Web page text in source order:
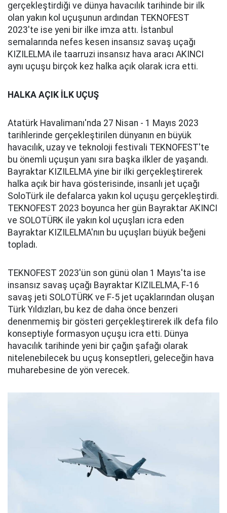
gerçekleştirdiği ve dünya havacılık tarihinde bir ilk
olan yakın kol uçuşunun ardından TEKNOFEST
2023'te ise yeni bir ilke imza attı. İstanbul
semalarında nefes kesen insansız savaş uçağı
KIZILELMA ile taarruzi insansız hava aracı AKINCI
aynı uçuşu birçok kez halka açık olarak icra etti.
HALKA AÇIK İLK UÇUŞ
Atatürk Havalimanı'nda 27 Nisan - 1 Mayıs 2023
tarihlerinde gerçekleştirilen dünyanın en büyük
havacılık, uzay ve teknoloji festivali TEKNOFEST'te
bu önemli uçuşun yanı sıra başka ilkler de yaşandı.
Bayraktar KIZILELMA yine bir ilki gerçekleştirerek
halka açık bir hava gösterisinde, insanlı jet uçağı
SoloTürk ile defalarca yakın kol uçuşu gerçekleştirdi.
TEKNOFEST 2023 boyunca her gün Bayraktar AKINCI
ve SOLOTÜRK ile yakın kol uçuşları icra eden
Bayraktar KIZILELMA'nın bu uçuşları büyük beğeni
topladı.
TEKNOFEST 2023'ün son günü olan 1 Mayıs'ta ise
insansız savaş uçağı Bayraktar KIZILELMA, F-16
savaş jeti SOLOTÜRK ve F-5 jet uçaklarından oluşan
Türk Yıldızları, bu kez de daha önce benzeri
denenmemiş bir gösteri gerçekleştirerek ilk defa filo
konseptiyle formasyon uçuşu icra etti. Dünya
havacılık tarihinde yeni bir çağın şafağı olarak
nitelenebilecek bu uçuş konseptleri, geleceğin hava
muharebesine de yön verecek.